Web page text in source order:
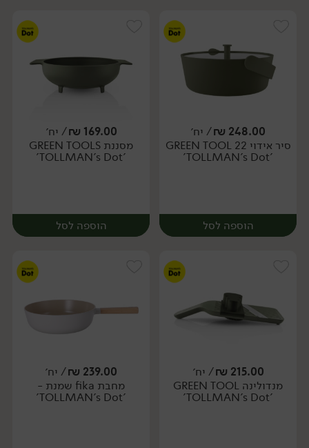
יח׳ יח׳
248.00
₪/ יח׳
סיר אידוי GREEN TOOL 22
'TOLLMAN's Dot'
הוספה לסל
יח׳
169.00
₪/ יח׳
מסננת GREEN TOOLS
'TOLLMAN's Dot'
הוספה לסל
יח׳
215.00
₪/ יח׳
מנדולינה GREEN TOOL
'TOLLMAN's Dot'
239.00
₪/ יח׳
מחבת fika שמנת -
'TOLLMAN's Dot'